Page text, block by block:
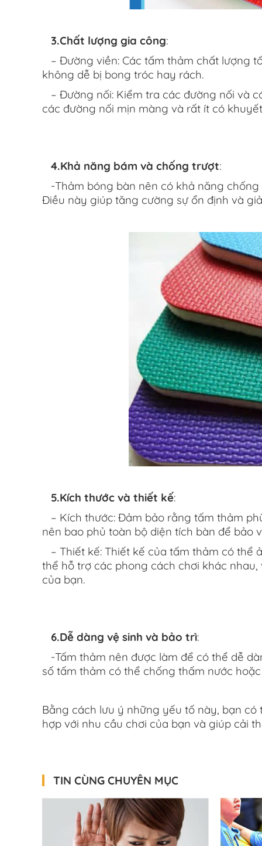
3.Chất lượng gia công:
– Đường viền: Các tấm thảm chất lượng
không dễ bị bong tróc hay rách.
– Đường nối: Kiểm tra các đường nối và
các đường nối mịn màng và rất ít có
4.Khả năng bám và chống trượt:
-Thảm bóng bàn nên có khả năng
Điều này giúp tăng cường sự ổn định và
5.Kích thước và thiết kế:
– Kích thước: Đảm bảo rằng tấm thảm
nên bao phủ toàn bộ diện tích bàn để bảo
– Thiết kế: Thiết kế của tấm thảm có thể
thể hỗ trợ các phong cách chơi khác
của bạn.
6.Dễ dàng vệ sinh và bảo trì:
-Tấm thảm nên được làm để có thể dễ
số tấm thảm có thể chống thấm nước
Bằng cách lưu ý những yếu tố này, bạn
hợp với nhu cầu chơi của bạn và giúp cải
TIN CÙNG CHUYÊN MỤC